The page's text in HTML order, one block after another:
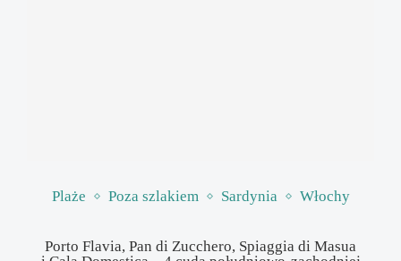
Plaże Poza szlakiem Sardynia Włochy
Porto Flavia, Pan di Zucchero, Spiaggia di Masua